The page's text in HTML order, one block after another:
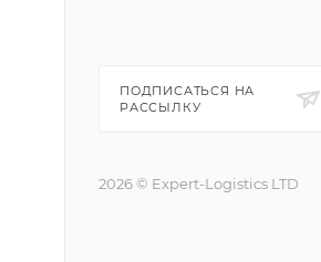
ПОДПИСАТЬСЯ НА
РАССЫЛКУ
2026 © Expert-Logistics LTD